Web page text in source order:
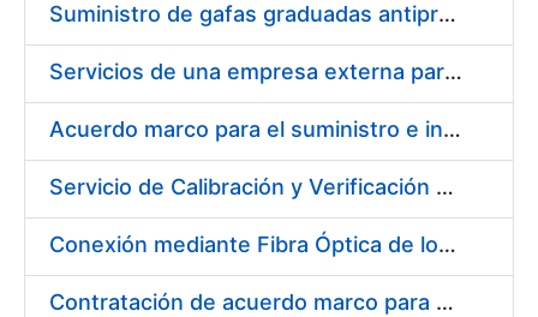
Suministro de gafas graduadas antiproyecciones para los trabajadores de la FNMT-RCM en los centros de trabajo de Madrid y Burgos
Servicios de una empresa externa para el asesoramiento y resolución de los recursos de alzada que se presentan relacionados con procesos de selección para la FNMT-RCM
Acuerdo marco para el suministro e instalación de persianas, estores y otros complementos
Servicio de Calibración y Verificación Externa de los Equipos de Medición del Servicio de Prevención de la FNMT-RCM
Conexión mediante Fibra Óptica de los Centros de Proceso de Datos (CPDs) de las sedes de la FNMT-RCM de Burgos y Madrid
Contratación de acuerdo marco para el Suministro de Material de Electricidad para la Fábrica Nacional de Moneda y Timbre-Real Casa de la Moneda en su centro de trabajo de Burgos